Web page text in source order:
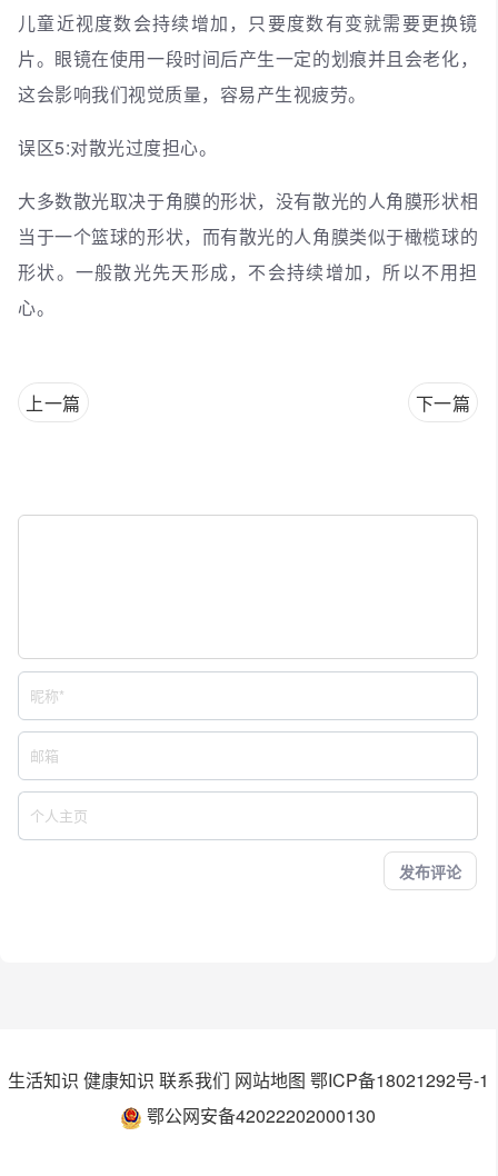
儿童近视度数会持续增加，只要度数有变就需要更换镜
片。眼镜在使用一段时间后产生一定的划痕并且会老化，
这会影响我们视觉质量，容易产生视疲劳。
误区5:对散光过度担心。
大多数散光取决于角膜的形状，没有散光的人角膜形状相
当于一个篮球的形状，而有散光的人角膜类似于橄榄球的
形状。一般散光先天形成，不会持续增加，所以不用担
心。
上一篇 下一篇
生活知识 健康知识 联系我们 网站地图 鄂ICP备18021292号-1
鄂公网安备42022202000130